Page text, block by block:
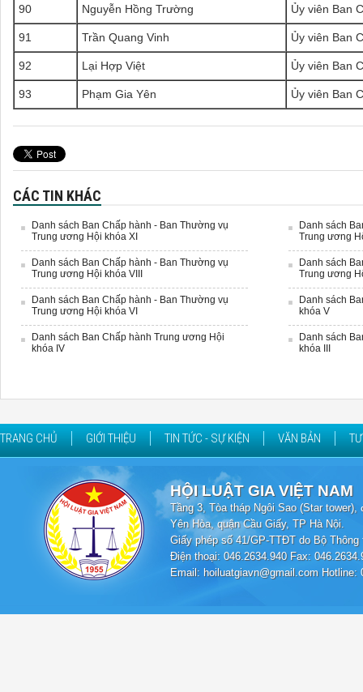
90 Nguyễn Hồng Trường Ủy viên Ban
91 Trần Quang Vinh Ủy viên Ban
92 Lại Hợp Việt Ủy viên Ban
93 Phạm Gia Yên Ủy viên Ban
CÁC TIN KHÁC
Danh sách Ban Chấp hành - Ban Thường vụ
Trung ương Hội khóa XI
Danh sách Ban Chấp hành - Ban Thường vụ
Trung ương Hội khóa VIII
Danh sách Ban Chấp hành - Ban Thường vụ
Trung ương Hội khóa VI
Danh sách Ban Chấp hành Trung ương Hội
khóa IV
Danh sách
Trung ương
Danh sách
Trung ương
Danh sách
khóa V
Danh sách
khóa III
TRANG CHỦ GIỚI THIỆU TIN TỨC - SỰ KIỆN VĂN BẢN
HỘI LUẬT GIA VIỆT NAM
Tầng 3, Tòa tháp Ngôi Sao (Star
Yên Hòa, quận Cầu Giấy, TP Hà Nội.
Giấy phép số 41/GP-TTĐT do Bộ
Điện thoại: 046.2634.940 Fax:
Email: hoiluatgiavn@gmail.com Hotline: